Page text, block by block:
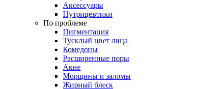
Аксессуары
Нутрицевтики
По проблеме
Пигментация
Тусклый цвет лица
Комедоны
Расширенные поры
Акне
Морщины и заломы
Жирный блеск